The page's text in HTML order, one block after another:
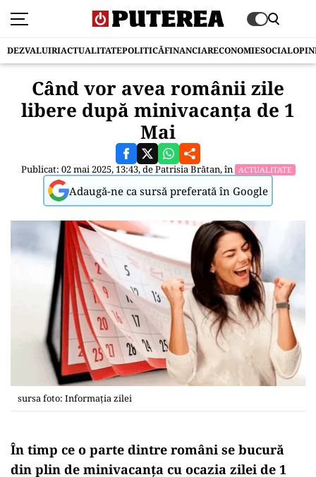
DEZVALUIRIACTUALITATEPOLITICĂFINANCIARECONOMIESOCIAL
Când vor avea românii zile
libere după minivacanța de 1
Mai
Publicat: 02 mai 2025, 13:43, dePatrisia Brătan, în ACTUALITATE
Adaugă-ne ca sursă preferată în Google
sursa foto: Informația zilei
În timp ce o parte dintre români se bucură
din plin de minivacanța cu ocazia zilei de 1